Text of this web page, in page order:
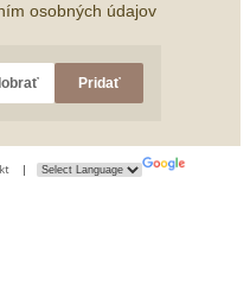
osobných údajov
Pridať
|